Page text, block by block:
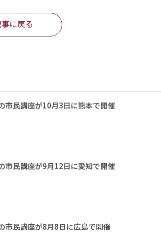
に戻る
民講座が10月3日に熊本で開催
民講座が9月12日に愛知で開催
民講座が8月8日に広島で開催